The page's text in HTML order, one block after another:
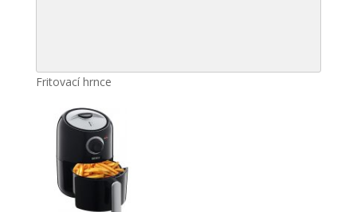
Fritovací hrnce